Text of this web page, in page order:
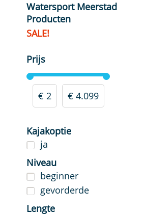
Must haves!
Peddels
Carbon peddel
kinderpeddel
Kajakpeddels
SUP zitjes
Tassen
SUP pompen
Elektrische sup pomp
Wings
Safety
Spare parts
Surfzeilen
Watersport Meerstad
Producten
SALE!
Prijs
€ 2 € 4.099
Kajakoptie
ja
Niveau
beginner
gevorderde
Lengte